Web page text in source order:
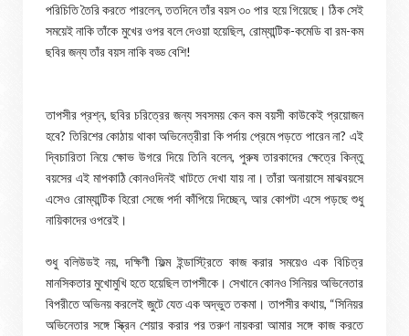
পরিচিতি তৈরি করতে পারলেন, ততদিনে তাঁর বয়স ৩০ পার হয়ে গিয়েছে। ঠিক সেই
সময়েই নাকি তাঁকে মুখের ওপর বলে দেওয়া হয়েছিল, রোম্যান্টিক-কমেডি বা রম-কম
ছবির জন্য তাঁর বয়স নাকি বড্ড বেশি!
তাপসীর প্রশ্ন, ছবির চরিত্রের জন্য সবসময় কেন কম বয়সী কাউকেই প্রয়োজন
হবে? তিরিশের কোঠায় থাকা অভিনেত্রীরা কি পর্দায় প্রেমে পড়তে পারেন না? এই
দ্বিচারিতা নিয়ে ক্ষোভ উগরে দিয়ে তিনি বলেন, পুরুষ তারকাদের ক্ষেত্রে কিন্তু
বয়সের এই মাপকাঠি কোনওদিনই খাটতে দেখা যায় না। তাঁরা অনায়াসে মাঝবয়সে
এসেও রোম্যান্টিক হিরো সেজে পর্দা কাঁপিয়ে দিচ্ছেন, আর কোপটা এসে পড়ছে শুধু
নায়িকাদের ওপরেই।
শুধু বলিউডই নয়, দক্ষিণী ফিল্ম ইন্ডাস্ট্রিতে কাজ করার সময়েও এক বিচিত্র
মানসিকতার মুখোমুখি হতে হয়েছিল তাপসীকে। সেখানে কোনও সিনিয়র অভিনেতার
বিপরীতে অভিনয় করলেই জুটে যেত এক অদ্ভুত তকমা। তাপসীর কথায়, “সিনিয়র
অভিনেতার সঙ্গে স্ক্রিন শেয়ার করার পর তরুণ নায়করা আমার সঙ্গে কাজ করতে